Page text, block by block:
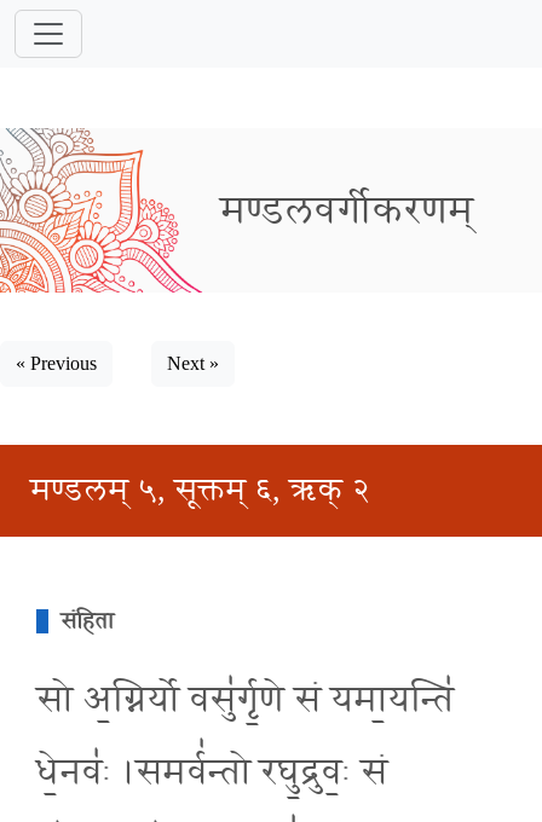
मण्डलवर्गीकरणम्
« Previous Next »
मण्डलम् ५, सूक्तम् ६, ऋक् २
संहिता
सो अ॒ग्निर्यो वसु॑र्गृ॒णे सं यमा॒यन्ति॑
धे॒नवः॑ ।समर्व॑न्तो रघु॒द्रुव॒ः सं